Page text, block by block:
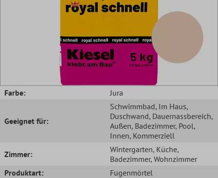
Farbe: Jura
Geeignet für:
Schwimmbad, Im Haus,
Duschwand, Dauernassbereich,
Außen, Badezimmer, Pool,
Innen, Kommerziell
Zimmer:
Wintergarten, Küche,
Badezimmer, Wohnzimmer
Produktart:
Fugenmörtel